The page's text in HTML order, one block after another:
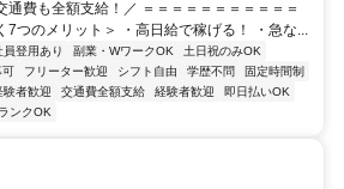
費も全額支給！／ ＝＝＝＝＝＝＝＝＝＝＝
7つのメリット＞ ・高日給で稼げる！ ・急な...
員登用あり 副業・WワークOK
土日祝のみOK
フリーター歓迎 シフト自由 学歴不問
固定時間制
験者歓迎 交通費全額支給 経験者歓迎
即日払いOK
ンクOK